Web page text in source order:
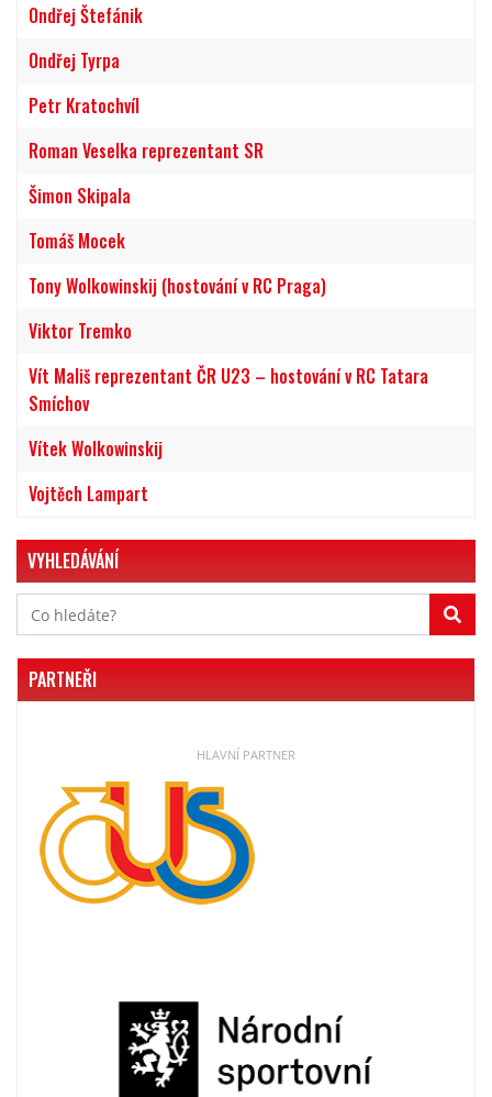
PARTNEŘI
HLAVNÍ PARTNER
Ondřej Štefánik
Ondřej Tyrpa
Petr Kratochvíl
Roman Veselka reprezentant SR
Šimon Skipala
Tomáš Mocek
Tony Wolkowinskij (hostování v RC Praga)
Viktor Tremko
Vít Mališ reprezentant ČR U23 – hostování v RC Tatara
Smíchov
Vítek Wolkowinskij
Vojtěch Lampart
VYHLEDÁVÁNÍ